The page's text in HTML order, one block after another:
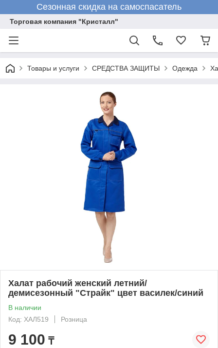
Сезонная скидка на самоспасатель
Торговая компания "Кристалл"
Товары и услуги СРЕДСТВА ЗАЩИТЫ Одежда
Халат рабочий женский летний/
демисезонный "Страйк" цвет василек/синий
В наличии
Код: ХАЛ519
Розница
9 100 ₸